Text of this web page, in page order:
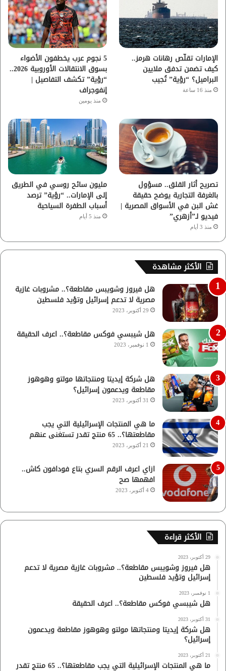
ك
و
ب
ق
ر
م
الإمارات تقلّص رهانات هرمز..
كيف تضمن تدفق ملايين
البراميل؟ “رؤية” تُجيب
منذ 16 ساعة
5 نجوم عرب يخطفون الأضواء
بسوق الانتقالات الأوروبية 2026..
“رؤية” تكشف التفاصيل |
إنفوجراف
منذ يومين
تصريح أثار القلق.. مسؤول
بالغرفة التجارية يوضح حقيقة
غش البن في الأسواق المصرية |
فيديو لـ”أزهري”
منذ 3 أيام
مليون سائح روسي في الطريق
إلى الإمارات.. “رؤية” ترصد
أسباب الطفرة السياحية
منذ 5 أيام
الأكثر مشاهدة
هل فيروز وشويبس مقاطعة؟.. مشروبات غازية
مصرية لا تدعم إسرائيل وتؤيد فلسطين
29 أكتوبر، 2023
هل شيبسي فوكس مقاطعة؟.. اعرف الحقيقة
1 نوفمبر، 2023
هل شركة إيديتا ومنتجاتها مولتو وهوهوز
مقاطعة ويدعمون إسرائيل؟
31 أكتوبر، 2023
ما هي المنتجات الإسرائيلية التي يجب
مقاطعتها؟.. 65 منتج تقدر تستغنى عنهم
21 أكتوبر، 2023
ازاي اعرف الرقم السري بتاع فودافون كاش..
افهمها صح
4 أكتوبر، 2023
الأكثر قراءة
29 أكتوبر، 2023
هل فيروز وشويبس مقاطعة؟.. مشروبات غازية مصرية لا تدعم
إسرائيل وتؤيد فلسطين
1 نوفمبر، 2023
هل شيبسي فوكس مقاطعة؟.. اعرف الحقيقة
31 أكتوبر، 2023
هل شركة إيديتا ومنتجاتها مولتو وهوهوز مقاطعة ويدعمون
إسرائيل؟
21 أكتوبر، 2023
ما هي المنتجات الإسرائيلية التي يجب مقاطعتها؟.. 65 منتج تقدر